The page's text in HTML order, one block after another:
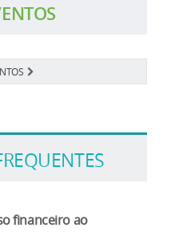
financeiro ao